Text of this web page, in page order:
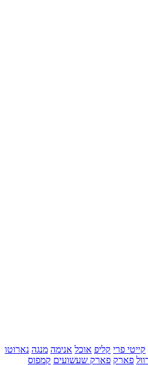
קייטי פרי קליפ אוכל אנימה מנגה נארוטו
פארק פארק שעשועים קמפוס